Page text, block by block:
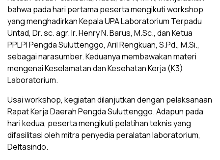
bahwa pada hari pertama peserta mengikuti workshop
yang menghadirkan Kepala UPA Laboratorium Terpadu
Untad, Dr. sc. agr. Ir. Henry N. Barus, M.Sc., dan Ketua
PPLPI Pengda Suluttenggo, Aril Rengkuan, S.Pd., M.Si.,
sebagai narasumber. Keduanya membawakan materi
mengenai Keselamatan dan Kesehatan Kerja (K3)
Laboratorium.
Usai workshop, kegiatan dilanjutkan dengan pelaksanaan
Rapat Kerja Daerah Pengda Suluttenggo. Adapun pada
hari kedua, peserta mengikuti pelatihan teknis yang
difasilitasi oleh mitra penyedia peralatan laboratorium,
Deltasindo.